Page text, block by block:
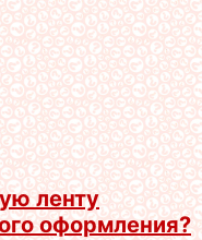
ленту
оформления?